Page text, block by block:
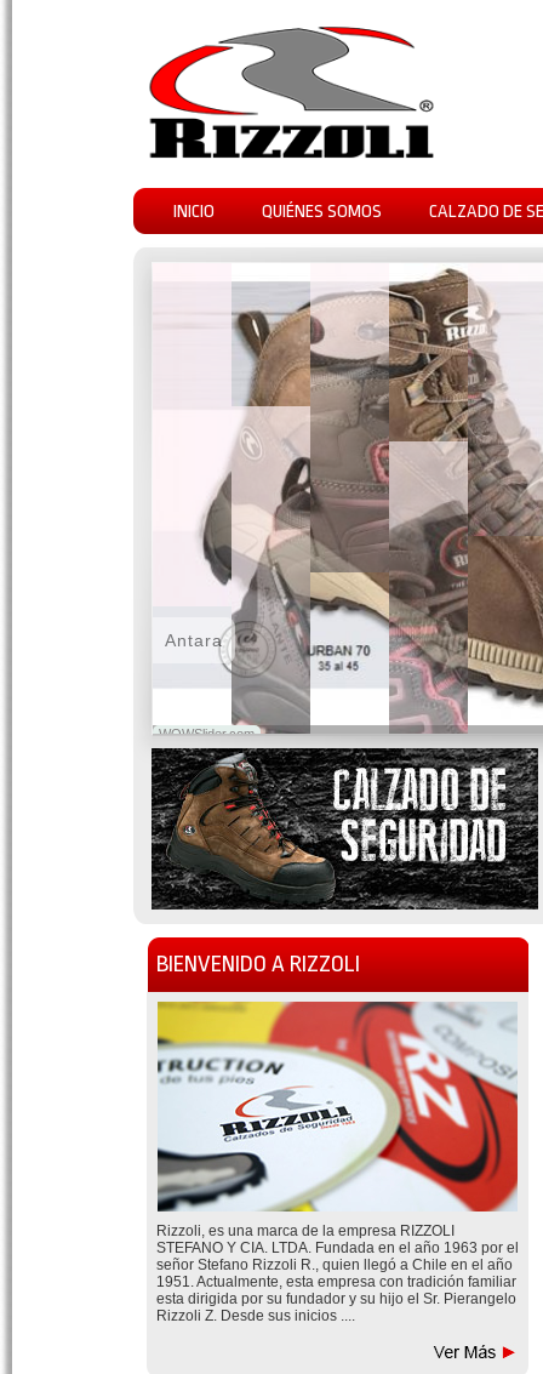
INICIO QUIÉNES SOMOS CALZADO DE
WOWSlider.com
Antara
BIENVENIDO A RIZZOLI
Rizzoli, es una marca de la empresa RIZZOLI
STEFANO Y CIA. LTDA. Fundada en el año 1963 por el
señor Stefano Rizzoli R., quien llegó a Chile en el año
1951. Actualmente, esta empresa con tradición familiar
esta dirigida por su fundador y su hijo el Sr. Pierangelo
Rizzoli Z. Desde sus inicios ....